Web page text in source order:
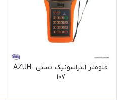
فلومتر التراسونیک دستی AZUH-
107